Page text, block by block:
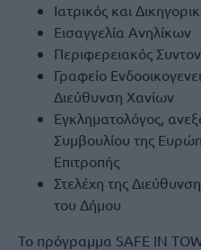
Ιατρικός και
Εισαγγελία Ανηλίκων
Περιφερειακός
Γραφείο
Διεύθυνση Χανίων
Εγκληματολόγος,
Συμβουλίου της
Επιτροπής
Στελέχη της
του Δήμου
Το πρόγραμμα SAFE IN